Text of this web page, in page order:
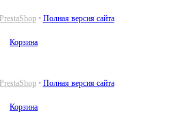
PrestaShop• Полная версия сайта
Корзина
PrestaShop• Полная версия сайта
Корзина